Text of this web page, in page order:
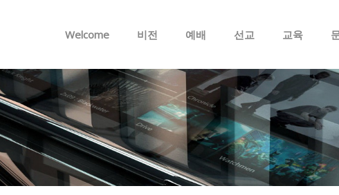
Welcome 비전 예배 선교 교육